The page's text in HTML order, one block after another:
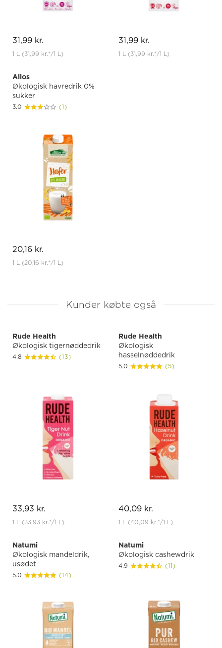
31,99 kr.
1 L (31,99 kr.*/1 L)
31,99 kr.
1 L (31,99 kr.*/1 L)
Allos
Økologisk havredrik 0%
sukker
3.0 (1)
20,16 kr.
1 L (20,16 kr.*/1 L)
Kunder købte også
Rude Health
Økologisk tigernøddedrik
4.8 (13)
33,93 kr.
1 L (33,93 kr.*/1 L)
Rude Health
Økologisk
hasselnøddedrik
5.0 (5)
40,09 kr.
1 L (40,09 kr.*/1 L)
Natumi
Økologisk mandeldrik,
usødet
5.0 (14)
Natumi
Økologisk cashewdrik
4.9 (11)